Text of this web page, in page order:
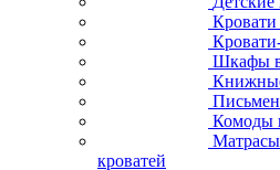
Шкафы
Комоды
Матрасы
кроватей